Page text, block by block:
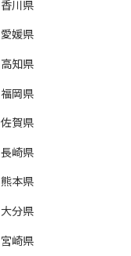
香川県
愛媛県
高知県
福岡県
佐賀県
長崎県
熊本県
大分県
宮崎県